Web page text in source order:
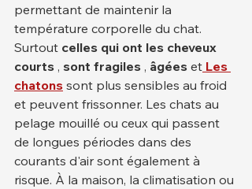
permettant de maintenir la
température corporelle du chat.
Surtout celles qui ont les cheveux
courts , sont fragiles , âgées et Les
chatons sont plus sensibles au froid
et peuvent frissonner. Les chats au
pelage mouillé ou ceux qui passent
de longues périodes dans des
courants d'air sont également à
risque. À la maison, la climatisation ou